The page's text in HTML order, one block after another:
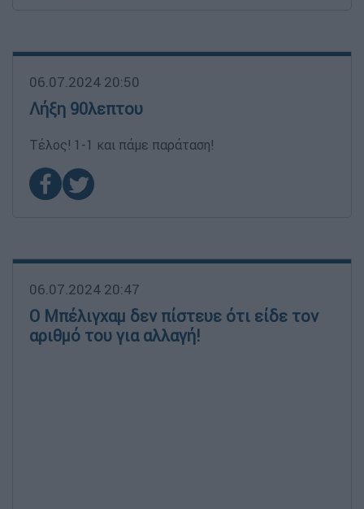
06.07.2024 20:50
Λήξη 90λεπτου
Τέλος! 1-1 και πάμε παράταση!
06.07.2024 20:47
Ο Μπέλιγχαμ δεν πίστευε ότι είδε τον
αριθμό του για αλλαγή!